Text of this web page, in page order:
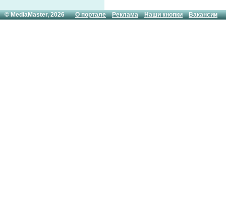
© MediaMaster, 2026О портале Реклама Наши кнопки Вакансии